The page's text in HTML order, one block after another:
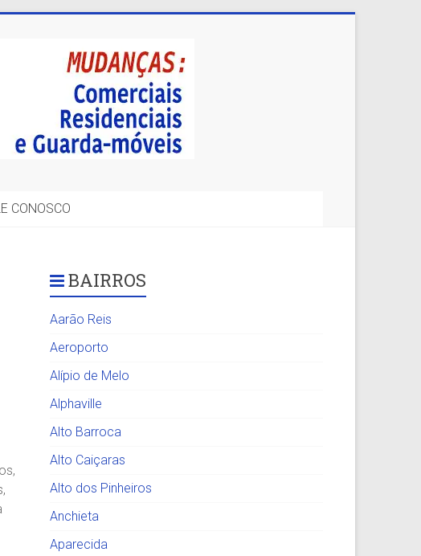
CONOSCO
BAIRROS
Aarão Reis
Aeroporto
Alípio de Melo
Alphaville
Alto Barroca
Alto Caiçaras
Alto dos Pinheiros
Anchieta
Aparecida